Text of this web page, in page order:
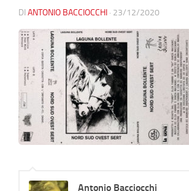
DI ANTONIO BACCIOCCHI · 23/12/2020
Antonio Bacciocchi